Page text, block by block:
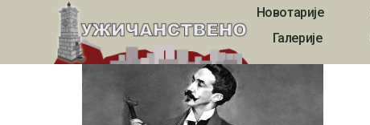
Новотарије
Галерије
ukvn00037